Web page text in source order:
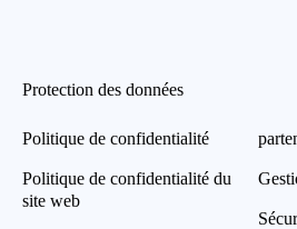
Protection des données
Politique de confidentialité
Politique de confidentialité du
site web